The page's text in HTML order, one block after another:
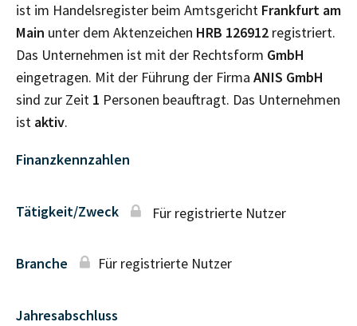
ist im Handelsregister beim Amtsgericht Frankfurt am
Main unter dem Aktenzeichen HRB 126912 registriert.
Das Unternehmen ist mit der Rechtsform GmbH
eingetragen. Mit der Führung der Firma ANIS GmbH
sind zur Zeit 1 Personen beauftragt. Das Unternehmen
ist aktiv.
Finanzkennzahlen
Tätigkeit/Zweck Für registrierte Nutzer
Branche Für registrierte Nutzer
Jahresabschluss